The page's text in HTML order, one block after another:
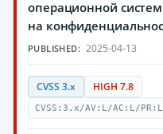
операционной
на
PUBLISHED: 2025-04-13
CVSS 3.x HIGH 7.8
CVSS:3.x/AV:L/AC:L/